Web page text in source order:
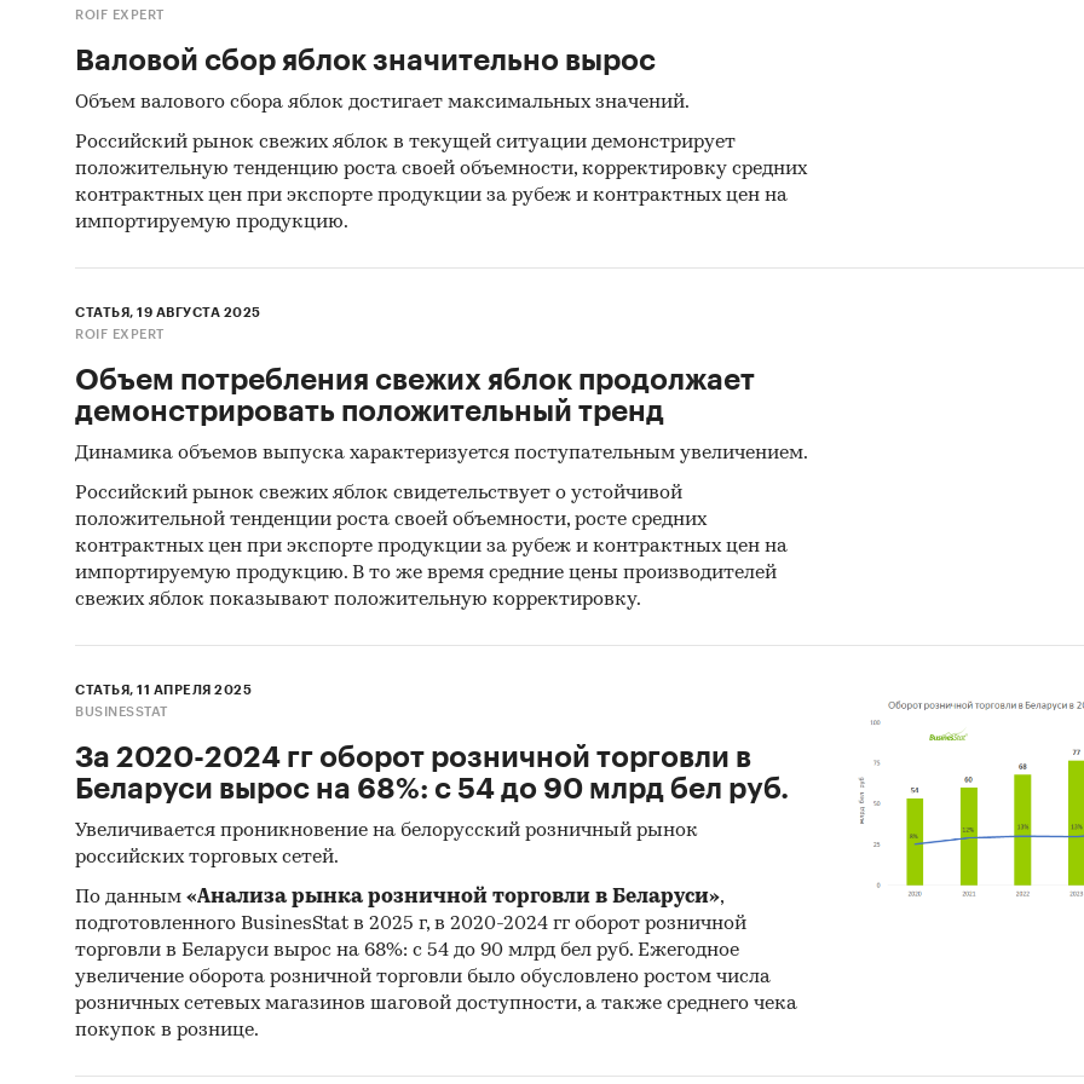
3. По каждому рассмотренному субъекту
тем субъектам РФ, по которым в ФСГС опубликованы
розничным продажам как минимум за 2022 и 2023 гг.)
выделены розничные продажи свежих овощей по годам, с
2024 и по кварталам с 2017 года.
(ФСГС) являются ежемесячные и ежеквартальные отчеты
предприятий. Для расчета среднедушевых расходов
Данные по розничным продажам приведены в рублях в
фактических ценах продажи (включая НДС и другие
обязательные платежи). Учтена только продажа товаров
индивидуальным предпринимателям, не учитывается).
продажу товаров населению, вне зависимости от их
вида деятельности. Наименование товарных позиций
в соответствии с ОКПД2 - Общероссийским
продукции по видам экономической деятельности ОК 034-
(КПЕС 2008).
Компания «Экспресс-Обзор» с 2005 года специализируется
выпуске готовых исследований:
300+ ежемесячно обновляемых исследований
ROIF EXPERT
Валовой сбор яблок значительно вырос
Объем валового сбора яблок достигает максимальных значений.
Российский рынок свежих яблок в текущей ситуации демонстрирует
положительную тенденцию роста своей объемности, корректировку средних
контрактных цен при экспорте продукции за рубеж и контрактных цен на
импортируемую продукцию.
СТАТЬЯ, 19 АВГУСТА 2025
ROIF EXPERT
Объем потребления свежих яблок продолжает
демонстрировать положительный тренд
Динамика объемов выпуска характеризуется поступательным увеличением.
Российский рынок свежих яблок свидетельствует о устойчивой
положительной тенденции роста своей объемности, росте средних
контрактных цен при экспорте продукции за рубеж и контрактных цен на
импортируемую продукцию. В то же время средние цены производителей
свежих яблок показывают положительную корректировку.
СТАТЬЯ, 11 АПРЕЛЯ 2025
BUSINESSTAT
За 2020-2024 гг оборот розничной торговли в
Беларуси вырос на 68%: с 54 до 90 млрд бел руб.
Увеличивается проникновение на белорусский розничный рынок
российских торговых сетей.
По данным «Анализа рынка розничной торговли в Беларуси»,
подготовленного BusinesStat в 2025 г, в 2020-2024 гг оборот розничной
торговли в Беларуси вырос на 68%: с 54 до 90 млрд бел руб. Ежегодное
увеличение оборота розничной торговли было обусловлено ростом числа
розничных сетевых магазинов шаговой доступности, а также среднего чека
покупок в рознице.